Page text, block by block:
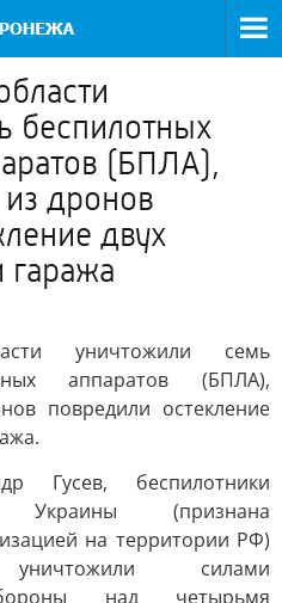
беспилотных
(БПЛА),
дронов
двух
гаража
уничтожили семь
аппаратов (БПЛА),
повредили остекление
Гусев, беспилотники
(признана
на территории РФ)
силами
над четырьмя